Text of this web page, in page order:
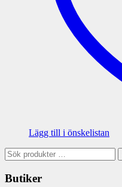
Lägg till i önskelistan
Sök
efter:
Butiker